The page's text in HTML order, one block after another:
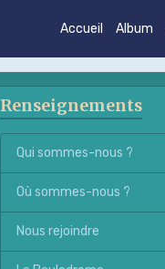
Accueil Album
Renseignements
Qui sommes-nous ?
Où sommes-nous ?
Nous rejoindre